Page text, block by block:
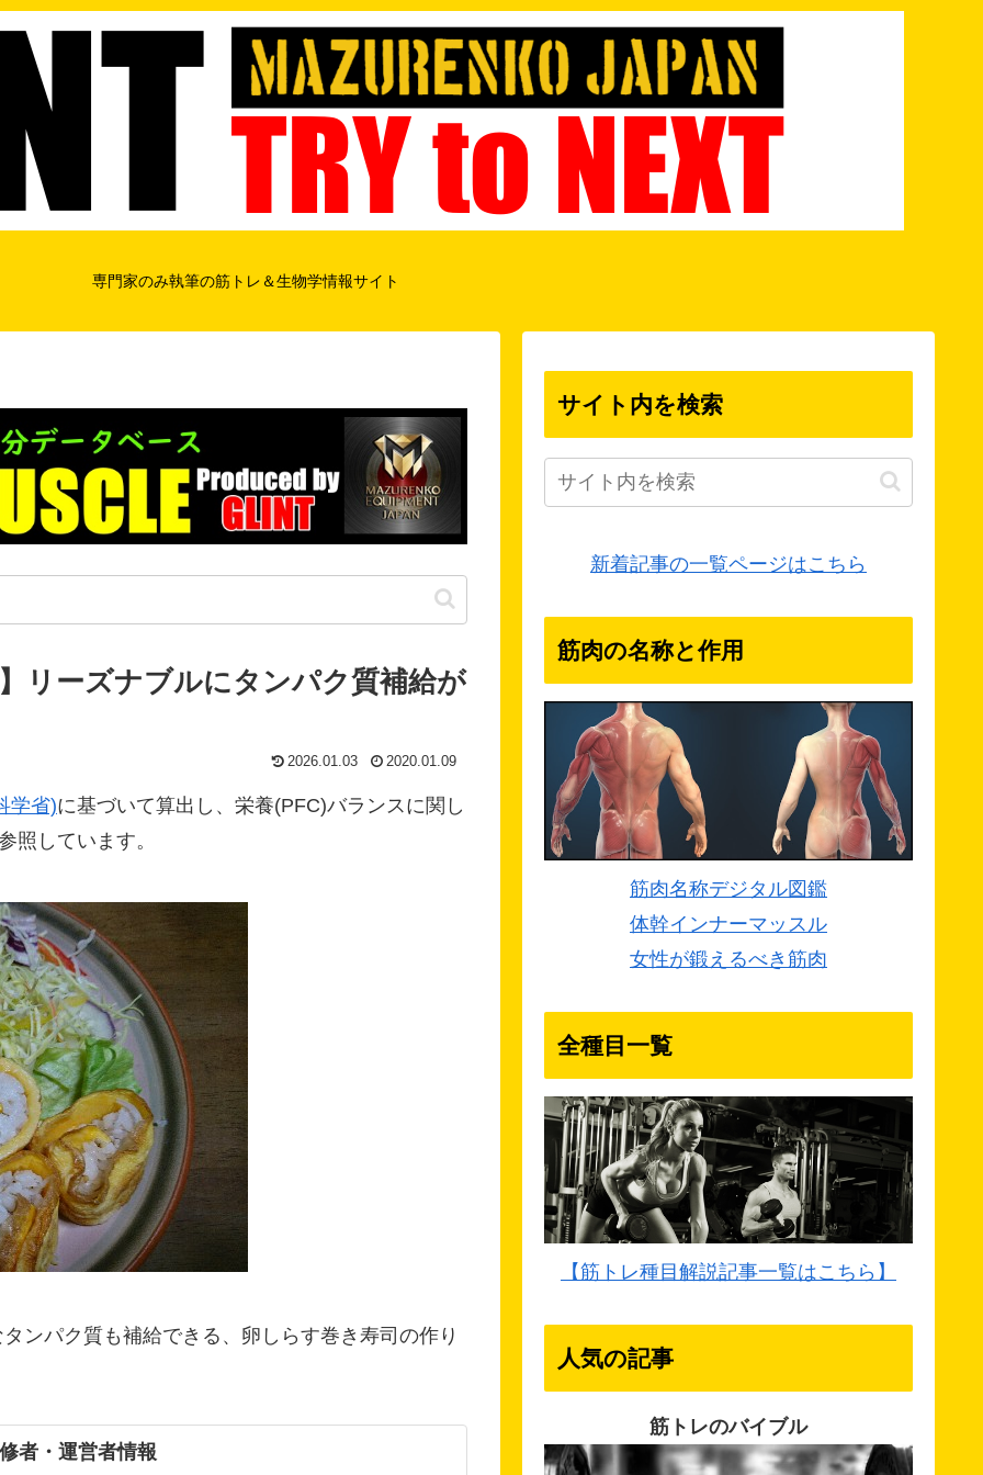
専門家のみ執筆の筋トレ＆生物学情報サイト
リーズナブルにタンパク質補給が
2026.01.03 2020.01.09
学省)に基づいて算出し、栄養(PFC)バランスに関し
照しています。
ンパク質も補給できる、卵しらす巻き寿司の作り
者・運営者情報
サイト内を検索
新着記事の一覧ページはこちら
筋肉の名称と作用
筋肉名称デジタル図鑑
体幹インナーマッスル
女性が鍛えるべき筋肉
全種目一覧
【筋トレ種目解説記事一覧はこちら】
人気の記事
筋トレのバイブル